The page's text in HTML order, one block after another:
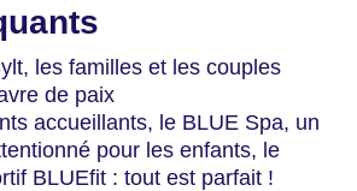
les familles et les couples
de paix
accueillants, le BLUE Spa, un
pour les enfants, le
BLUEfit : tout est parfait !